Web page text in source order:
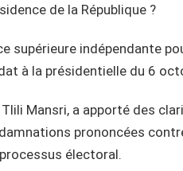
de la République ?
supérieure indépendante
à la présidentielle du 6
Tlili Mansri, a apporté des
prononcées
électoral.